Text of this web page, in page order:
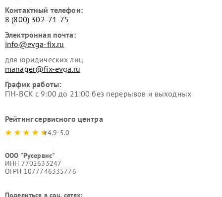
Контактный телефон:
8 (800) 302-71-75
Электронная почта:
info@evga-fix.ru
для юридических лиц
manager@fix-evga.ru
График работы:
ПН-ВСК с 9:00 до 21:00 без перерывов и выходных
Рейтинг сервисного центра
4.9-5.0
ООО "Русервис"
ИНН 7702633247
ОГРН 1077746335776
Поделиться в соц. сетях: